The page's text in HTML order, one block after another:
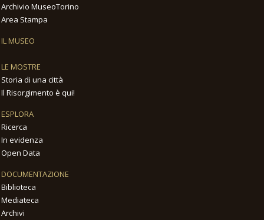
Archivio MuseoTorino
Area Stampa
IL MUSEO
LE MOSTRE
Storia di una città
Il Risorgimento è qui!
ESPLORA
Ricerca
In evidenza
Open Data
DOCUMENTAZIONE
Biblioteca
Mediateca
Archivi